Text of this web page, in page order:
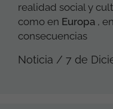
realidad social y
como en Europa ,
consecuencias
Noticia / 7 de